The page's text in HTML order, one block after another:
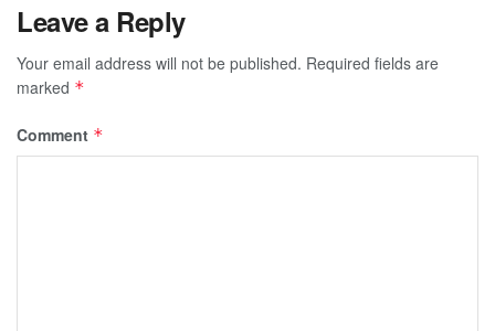
Leave a Reply
Your email address will not be published. Required fields are
marked *
Comment *